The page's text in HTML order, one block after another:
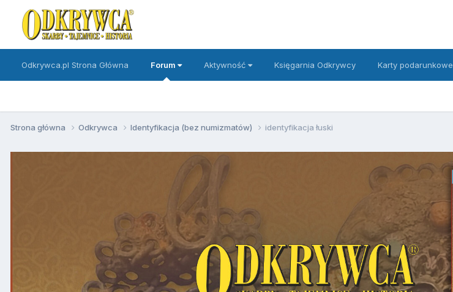
Odkrywca.pl Strona Główna Forum Aktywność Księgarnia Odkrywcy Karty podarunkowe
Strona główna Odkrywca Identyfikacja (bez numizmatów) identyfikacja łuski